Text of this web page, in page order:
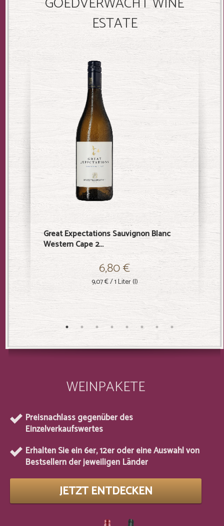
ESTATE
Great Expectations Sauvignon Blanc
Western Cape 2...
6,80 €
9,07 €/ 1 Liter (l)
Great
WEINPAKETE
Preisnachlass gegenüber des
Einzelverkaufswertes
Erhalten Sie ein 6er, 12er oder eine Auswahl von
Bestsellern der jeweiligen Länder
JETZT ENTDECKEN